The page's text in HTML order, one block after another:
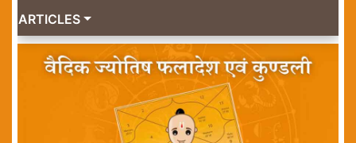
ARTICLES